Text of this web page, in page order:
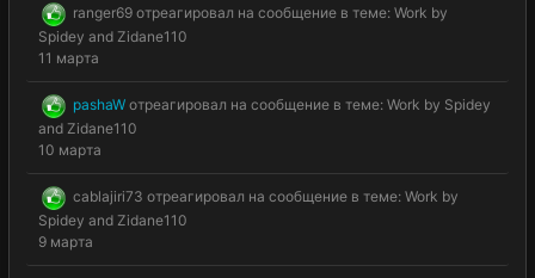
ranger69 отреагировал на сообщение в теме: Work by
Spidey and Zidane110
11 марта
pashaW отреагировал на сообщение в теме: Work by Spidey
and Zidane110
10 марта
cablajiri73 отреагировал на сообщение в теме: Work by
Spidey and Zidane110
9 марта